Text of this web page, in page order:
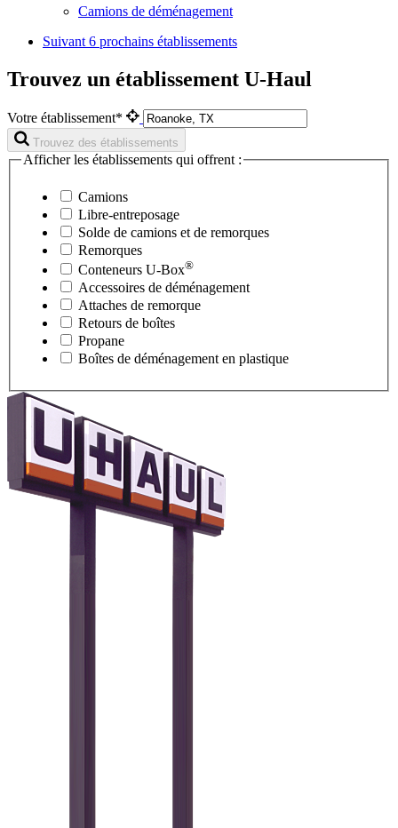
Camions de déménagement
Suivant 6 prochains établissements
Trouvez un établissement U-Haul
Votre établissement*
Trouvez des établissements
Afficher les établissements qui offrent :
Camions
Libre-entreposage
Solde de camions et de remorques
Remorques
Conteneurs U-Box®
Accessoires de déménagement
Attaches de remorque
Retours de boîtes
Propane
Boîtes de déménagement en plastique